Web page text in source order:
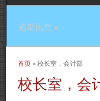
逾期讯息 »
当前位置
首页 » 校长室，会计部
校长室，会